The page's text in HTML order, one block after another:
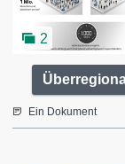
2
Ein Dokument